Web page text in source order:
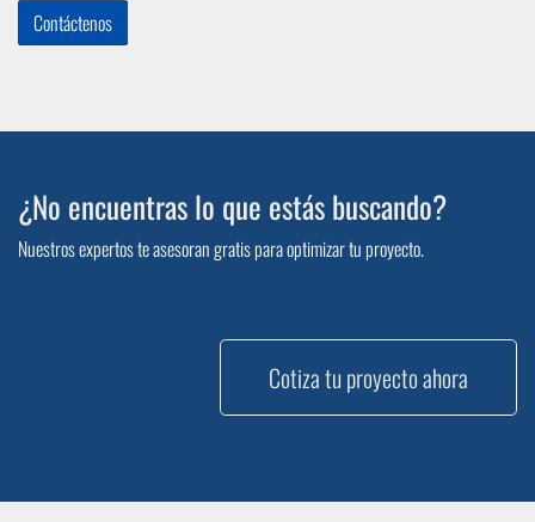
Contáctenos
¿No encuentras lo que estás buscando?
Nuestros expertos te asesoran gratis para optimizar tu proyecto.
Cotiza tu proyecto ahora